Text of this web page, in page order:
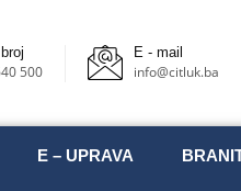
500
E - mail
info@citluk.ba
E – UPRAVA